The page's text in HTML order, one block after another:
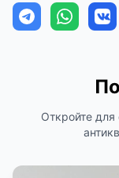
Откройте